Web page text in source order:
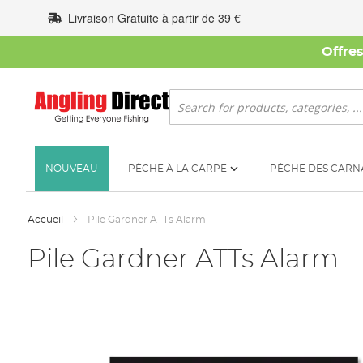
au
contenu
Livraison Gratuite à partir de 39 €
Rechercher
NOUVEAU PÊCHE À LA CARPE PÊCHE DES
Accueil Pile Gardner ATTs Alarm
Pile Gardner ATTs Alarm